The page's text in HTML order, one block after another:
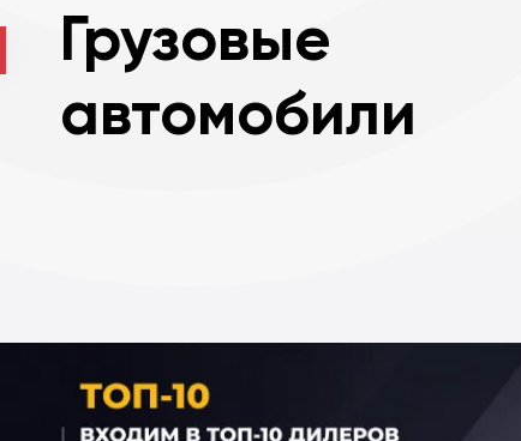
Грузовые
автомобили